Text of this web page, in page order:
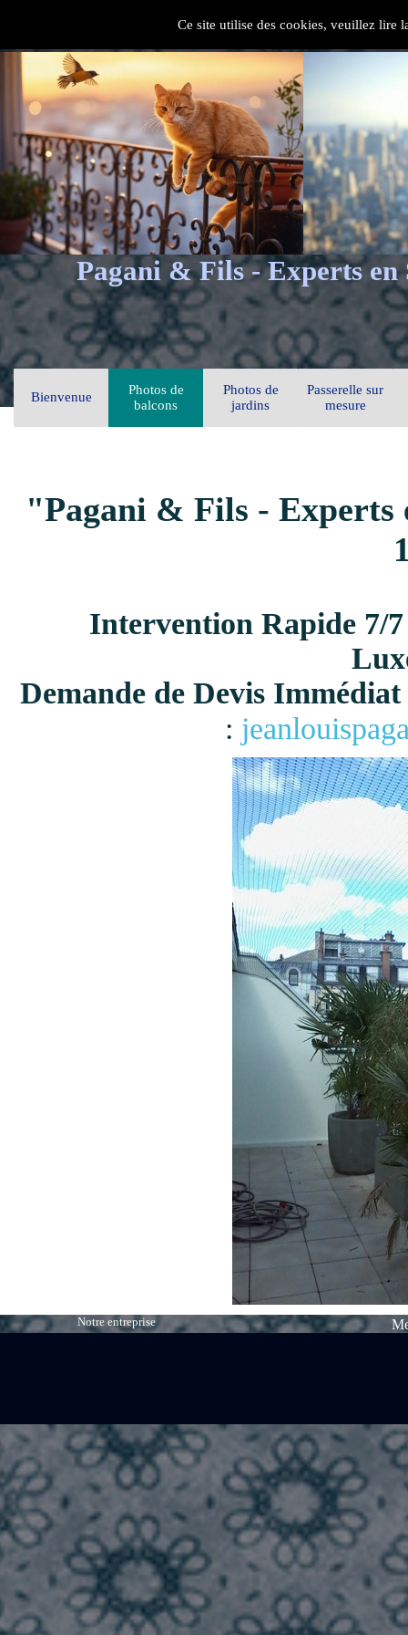
Ce site utilise des cookies, veuillez lire
Pagani & Fils - Experts en
Bienvenue
Photos de
balcons
Photos de
jardins
Passerelle sur
mesure
"Pagani & Fils - Experts
Intervention Rapide 7/
Demande de Devis
:
Notre entreprise